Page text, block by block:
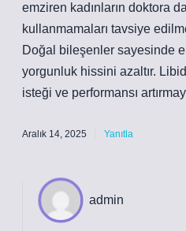
emziren kadınların doktora
kullanmamaları tavsiye
Doğal bileşenler sayesinde
yorgunluk hissini azaltır.
isteği ve performansı
Aralık 14, 2025 Yanıtla
admin